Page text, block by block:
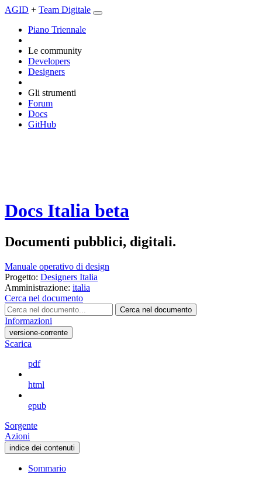
AGID + Team Digitale
Piano Triennale
Le community
Developers
Designers
Gli strumenti
Forum
Docs
GitHub
Docs Italia beta
Documenti pubblici, digitali.
Manuale operativo di design
Progetto: Designers Italia
Amministrazione: italia
Cerca nel documento
Cerca nel documento
Informazioni
versione-corrente
Scarica
pdf
html
epub
Sorgente
Azioni
indice dei contenuti
Sommario